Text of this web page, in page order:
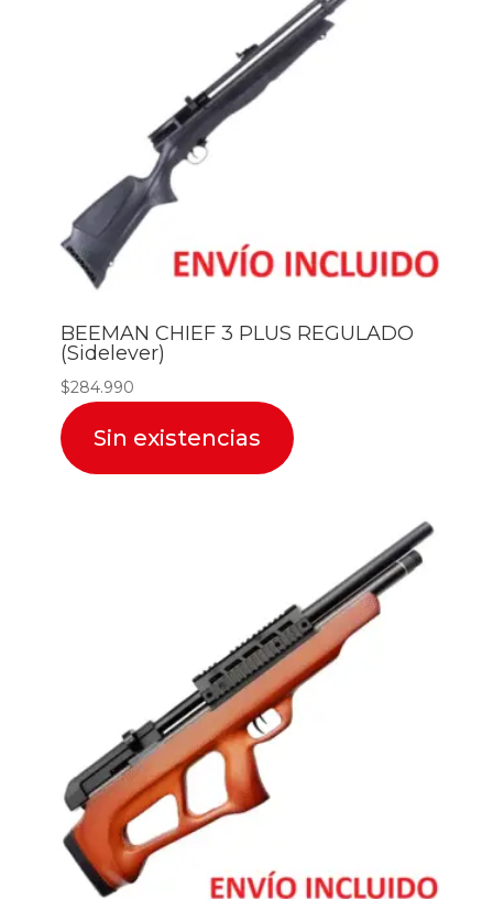
BEEMAN CHIEF 3 PLUS REGULADO
(Sidelever)
$284.990
Sin existencias